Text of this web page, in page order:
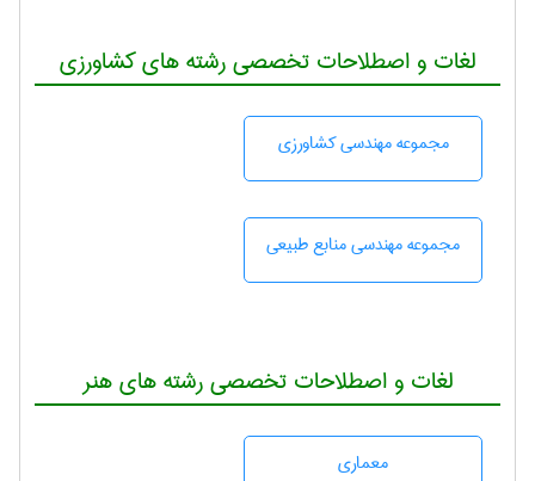
لغات و اصطلاحات تخصصی رشته های کشاورزی
مجموعه مهندسی كشاورزی
مجموعه مهندسی منابع طبيعی
لغات و اصطلاحات تخصصی رشته های هنر
معماری